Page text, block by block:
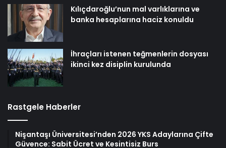
Kılıçdaroğlu’nun mal varlıklarına ve
banka hesaplarına haciz konuldu
İhraçları istenen teğmenlerin dosyası
ikinci kez disiplin kurulunda
Rastgele Haberler
Nişantaşı Üniversitesi’nden 2026 YKS Adaylarına Çifte
Güvence: Sabit Ücret ve Kesintisiz Burs